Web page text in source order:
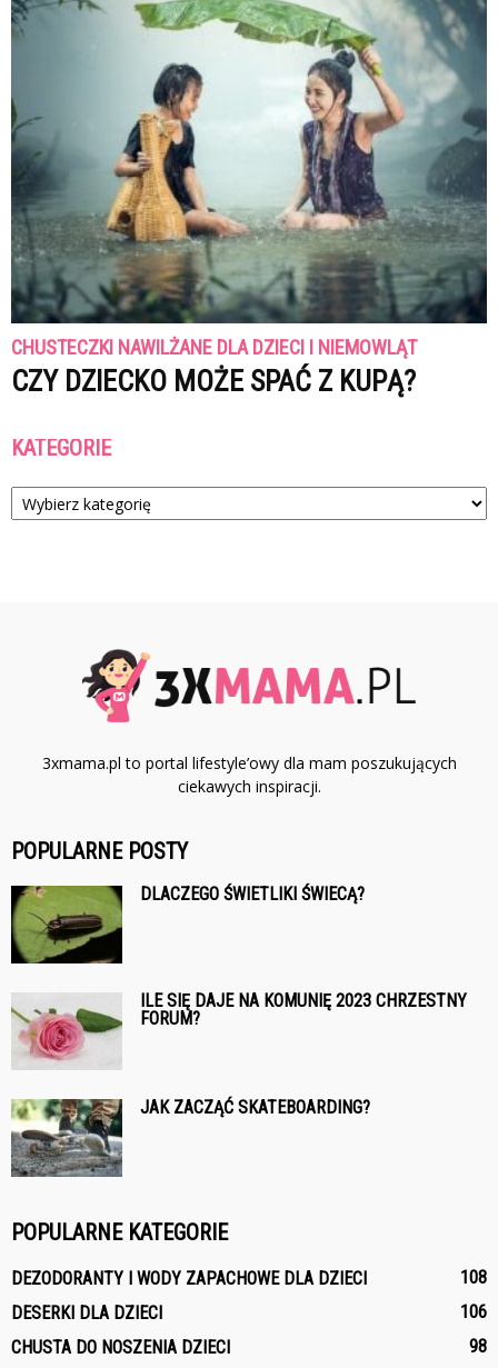
CHUSTECZKI NAWILŻANE DLA DZIECI I NIEMOWLĄT
CZY DZIECKO MOŻE SPAĆ Z KUPĄ?
KATEGORIE
Kategorie
3xmama.pl to portal lifestyle’owy dla mam poszukujących
ciekawych inspiracji.
POPULARNE POSTY
DLACZEGO ŚWIETLIKI ŚWIECĄ?
ILE SIĘ DAJE NA KOMUNIĘ 2023 CHRZESTNY
FORUM?
JAK ZACZĄĆ SKATEBOARDING?
POPULARNE KATEGORIE
DEZODORANTY I WODY ZAPACHOWE DLA DZIECI
108
DESERKI DLA DZIECI
106
CHUSTA DO NOSZENIA DZIECI
98